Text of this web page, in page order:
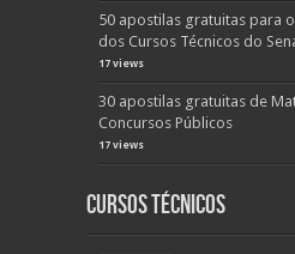
50 apostilas gratuitas para
dos Cursos Técnicos do
17 views
30 apostilas gratuitas de
Concursos Públicos
17 views
Cursos Técnicos